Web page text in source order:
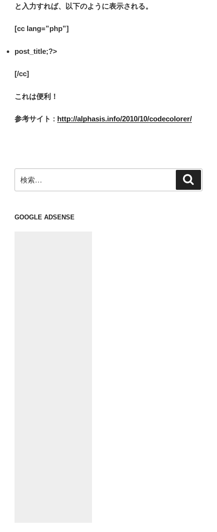
と入力すれば、以下のように表示される。
[cc lang=”php”]
post_title;?>
[/cc]
これは便利！
参考サイト : http://alphasis.info/2010/10/codecolorer/
索:
GOOGLE ADSENSE